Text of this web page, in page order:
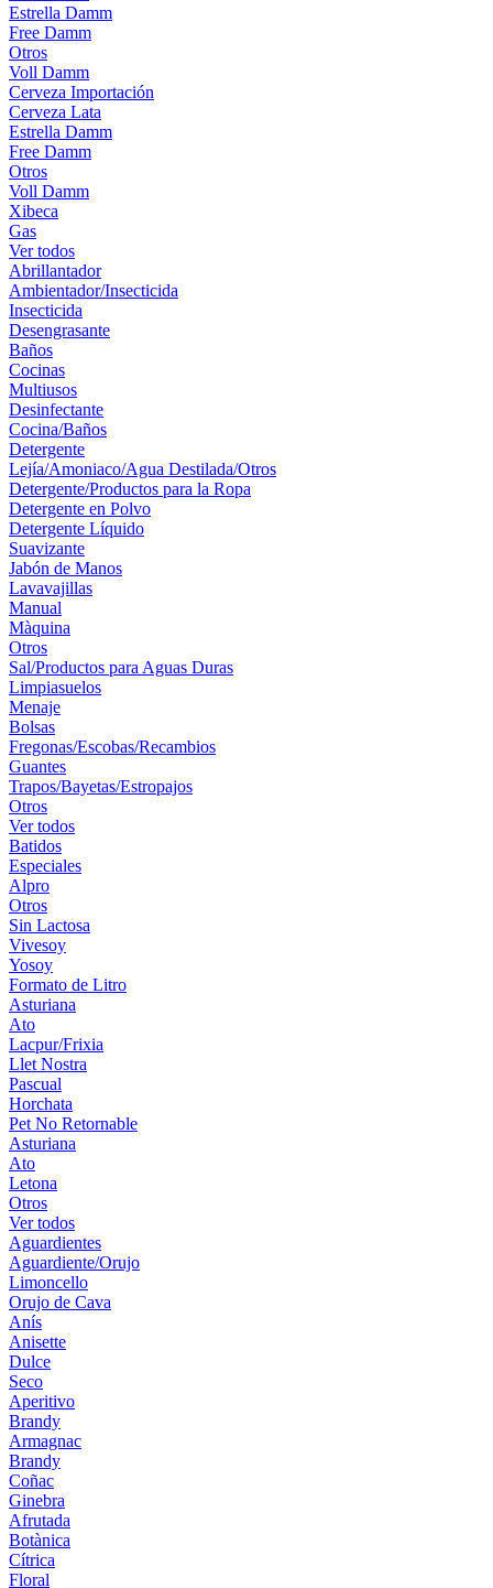
Estrella Damm
Free Damm
Otros
Voll Damm
Cerveza Importación
Cerveza Lata
Estrella Damm
Free Damm
Otros
Voll Damm
Xibeca
Gas
Ver todos
Abrillantador
Ambientador/Insecticida
Insecticida
Desengrasante
Baños
Cocinas
Multiusos
Desinfectante
Cocina/Baños
Detergente
Lejía/Amoniaco/Agua Destilada/Otros
Detergente/Productos para la Ropa
Detergente en Polvo
Detergente Líquido
Suavizante
Jabón de Manos
Lavavajillas
Manual
Màquina
Otros
Sal/Productos para Aguas Duras
Limpiasuelos
Menaje
Bolsas
Fregonas/Escobas/Recambios
Guantes
Trapos/Bayetas/Estropajos
Otros
Ver todos
Batidos
Especiales
Alpro
Otros
Sin Lactosa
Vivesoy
Yosoy
Formato de Litro
Asturiana
Ato
Lacpur/Frixia
Llet Nostra
Pascual
Horchata
Pet No Retornable
Asturiana
Ato
Letona
Otros
Ver todos
Aguardientes
Aguardiente/Orujo
Limoncello
Orujo de Cava
Anís
Anisette
Dulce
Seco
Aperitivo
Brandy
Armagnac
Brandy
Coñac
Ginebra
Afrutada
Botànica
Cítrica
Floral